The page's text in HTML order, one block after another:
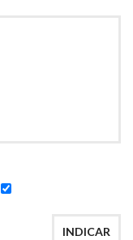
INDICAR